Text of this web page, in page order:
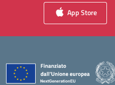
App Store